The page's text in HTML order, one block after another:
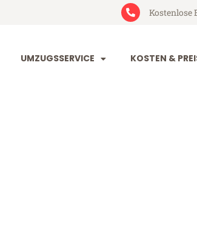
Kostenlose
UMZUGSSERVICE KOSTEN &